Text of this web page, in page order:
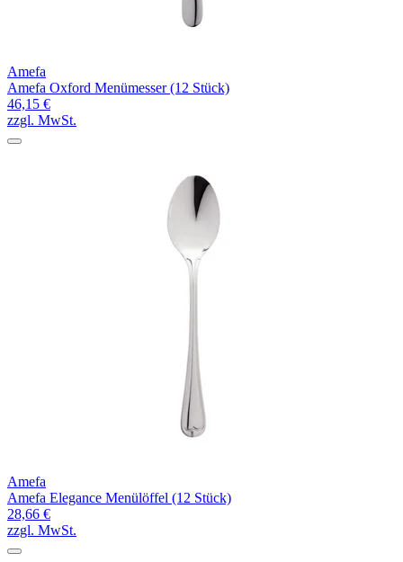
Amefa
Amefa Oxford Menümesser (12 Stück)
46,15 €
zzgl. MwSt.
Amefa
Amefa Elegance Menülöffel (12 Stück)
28,66 €
zzgl. MwSt.